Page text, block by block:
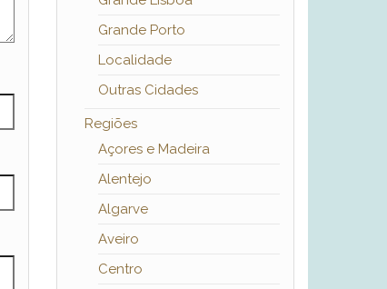
Grande Porto
Localidade
Outras Cidades
Regiões
Açores e Madeira
Alentejo
Algarve
Aveiro
Centro